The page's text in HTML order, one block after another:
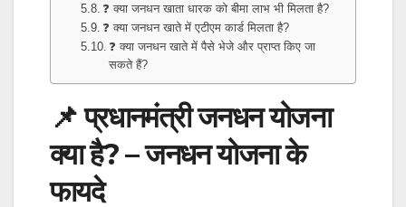
❓ क्या जनधन खाता धारक को बीमा लाभ भी मिलता है?
❓ क्या जनधन खाते में एटीएम कार्ड मिलता है?
❓ क्या जनधन खाते में पैसे भेजे और प्राप्त किए जा
सकते हैं?
📌 प्रधानमंत्री जनधन योजना
क्या है? – जनधन योजना के
फायदे